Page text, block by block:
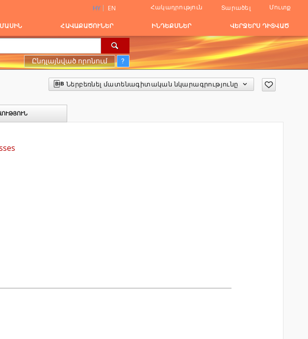
HY EN Հակադրություն Տարածել Մուտք
ՀԱՎԱՔԱԾՈՒՆԵՐ ԻՆԴԵՔՍՆԵՐ ՎԵՐՋԵՐՍ ԴԻՏՎԱԾ
Ընդլայնված որոնում ?
Ներբեռնել մատենագիտական նկարագրությունը